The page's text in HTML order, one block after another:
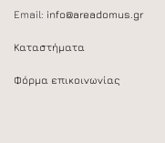
Email: info@areadomus.gr
Καταστήματα
Φόρμα επικοινωνίας